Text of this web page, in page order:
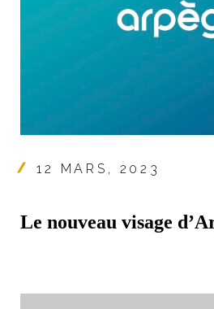
12 MARS, 2023
Le nouveau visage